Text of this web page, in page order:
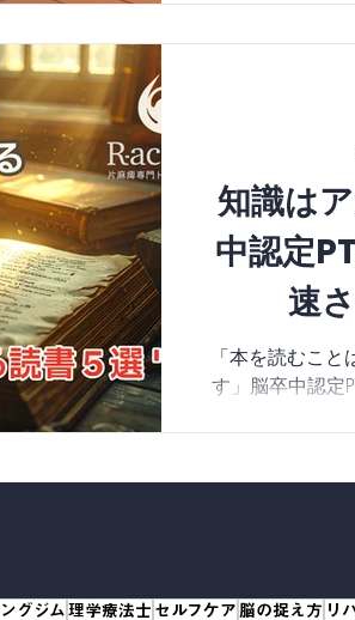
（反張膝・膝折
底解説。装具
知識は
中認定
速
「本を読むこ
す」脳卒中認定
グジム 理学療法士 セルフケア 脳の捉え方 リ